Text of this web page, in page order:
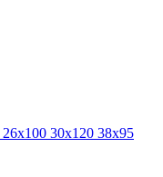
26x100 30x120 38x95